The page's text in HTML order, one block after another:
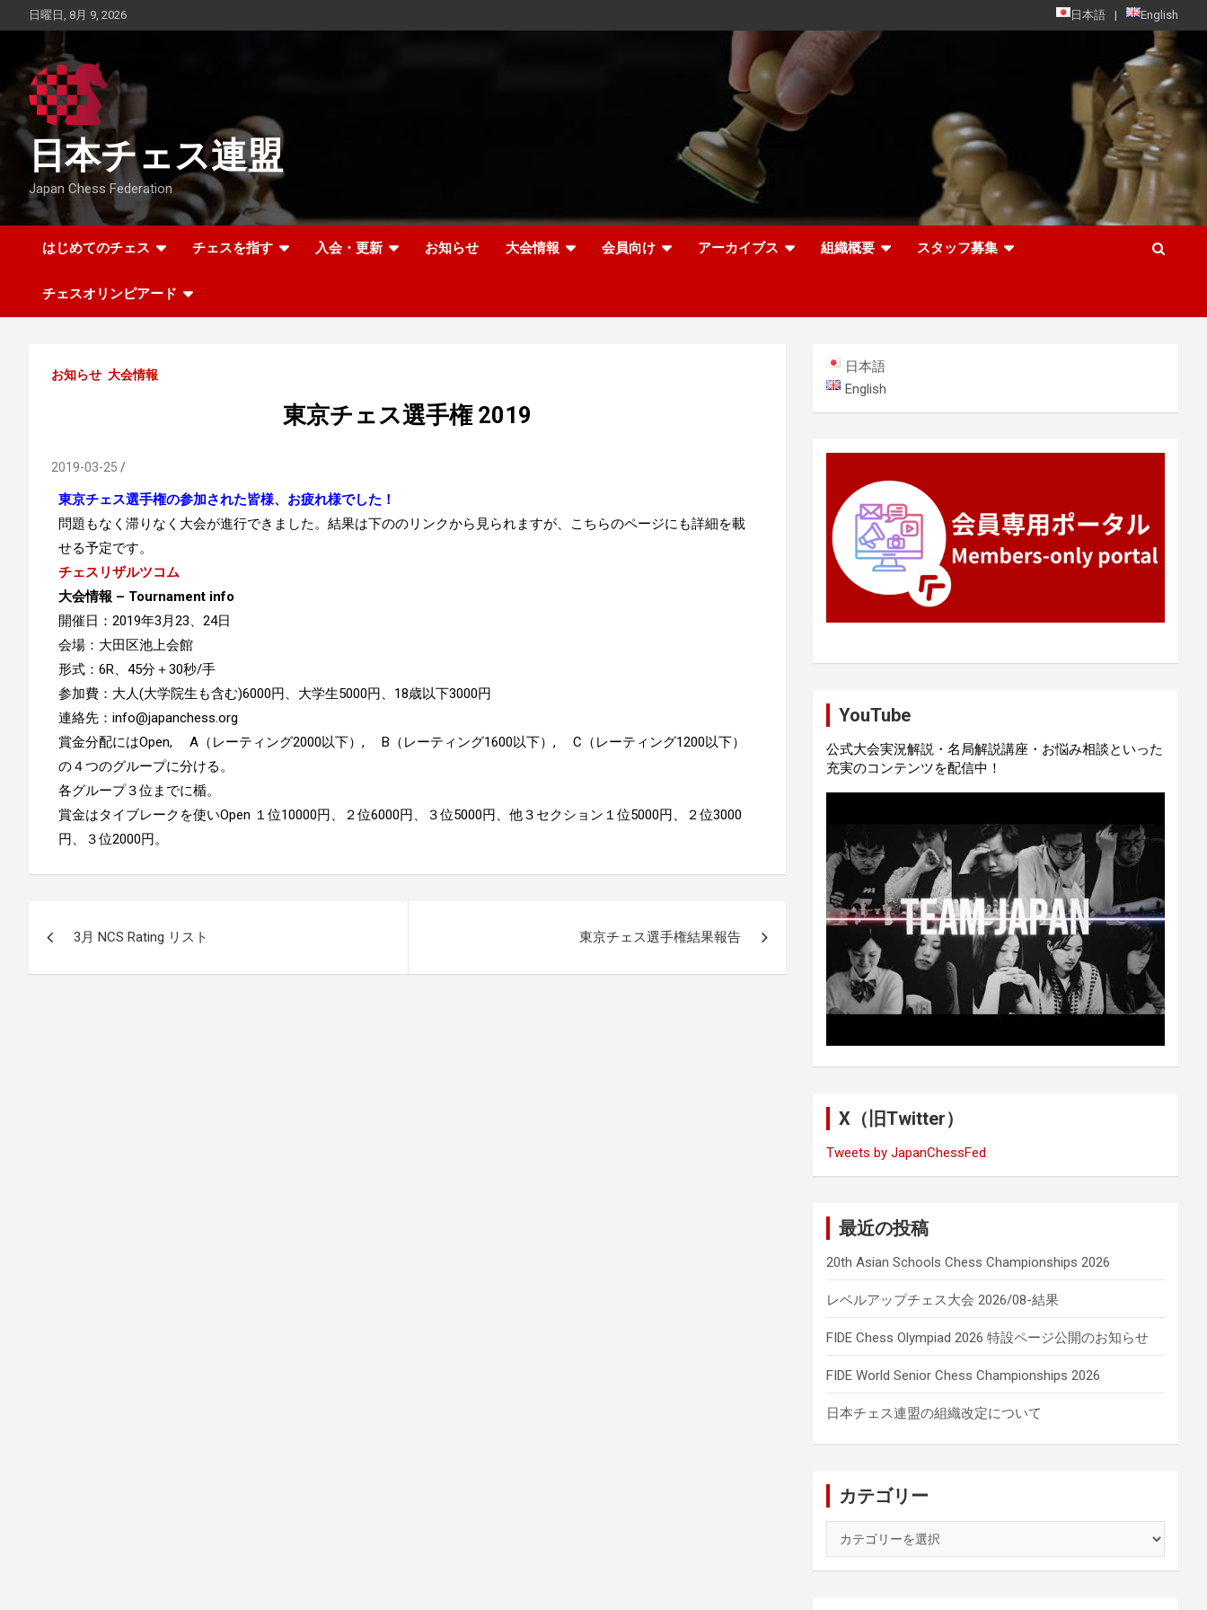
to
日曜日, 8月 9, 2026 日本語 English
日本チェス連盟
Japan Chess Federation
はじめてのチェス チェスを指す 入会・更新 お知らせ 大会情報 会員向け アーカイブス 組織概要 スタッフ募集
チェスオリンピアード
お知らせ 大会情報
東京チェス選手権 2019
2019-03-25
東京チェス選手権の参加された皆様、お疲れ様でした！
問題もなく滞りなく大会が進行できました。結果は下ののリンクから見られますが、こちらのページにも詳細を載
せる予定です。
チェスリザルツコム
大会情報 – Tournament info
開催日：2019年3月23、24日
会場：大田区池上会館
形式：6R、45分＋30秒/手
参加費：大人(大学院生も含む)6000円、大学生5000円、18歳以下3000円
連絡先：info@japanchess.org
賞金分配にはOpen, A（レーティング2000以下）, B（レーティング1600以下）, C（レーティング1200以下）
の４つのグループに分ける。
各グループ３位までに楯。
賞金はタイブレークを使いOpen １位10000円、２位6000円、３位5000円、他３セクション１位5000円、２位3000
円、３位2000円。
3月 NCS Rating リスト 東京チェス選手権結果報告
日本語
English
YouTube
公式大会実況解説・名局解説講座・お悩み相談といった
充実のコンテンツを配信中！
X（旧Twitter）
Tweets by JapanChessFed
最近の投稿
20th Asian Schools Chess Championships 2026
レベルアップチェス大会 2026/08-結果
FIDE Chess Olympiad 2026 特設ページ公開のお知らせ
FIDE World Senior Chess Championships 2026
日本チェス連盟の組織改定について
カテゴリー
ゴ